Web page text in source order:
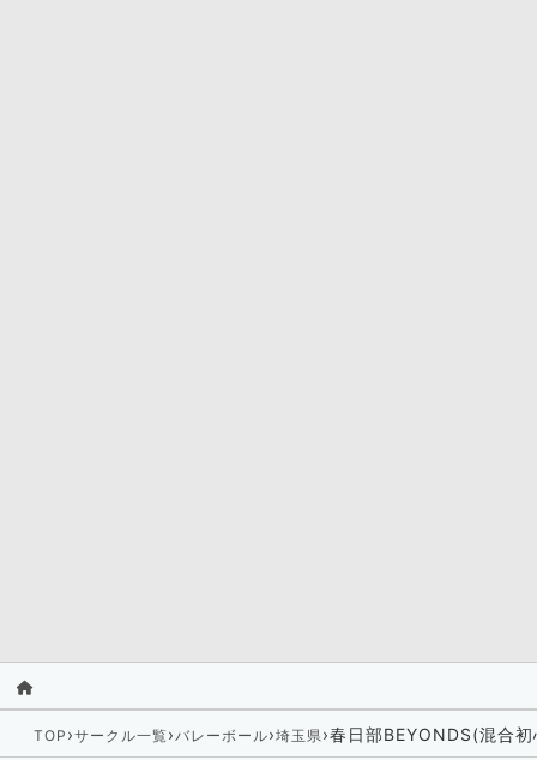
TOP ›サークル一覧›バレーボール›埼玉県›春日部BEYONDS(混合